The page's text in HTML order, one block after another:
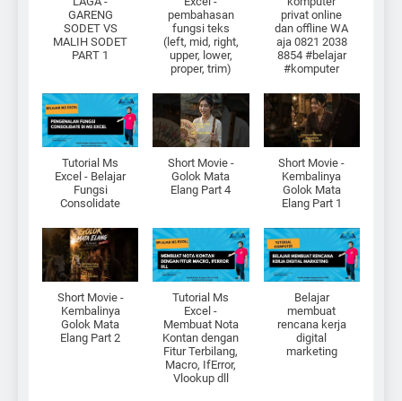
GARENG
SODET VS
MALIH SODET
PART 1
pembahasan
fungsi teks
(left, mid, right,
upper, lower,
proper, trim)
privat online
dan offline WA
aja 0821 2038
8854 #belajar
#komputer
Tutorial Ms
Excel - Belajar
Fungsi
Consolidate
Short Movie -
Golok Mata
Elang Part 4
Short Movie -
Kembalinya
Golok Mata
Elang Part 1
Short Movie -
Kembalinya
Golok Mata
Elang Part 2
Tutorial Ms
Excel -
Membuat Nota
Kontan dengan
Fitur Terbilang,
Macro, IfError,
Vlookup dll
Belajar
membuat
rencana kerja
digital
marketing